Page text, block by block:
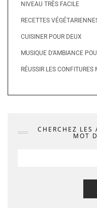
NIVEAU TRÈS FACILE
RECETTES
CUISINER POUR DEUX
MUSIQUE D’AMBIANCE
RÉUSSIR LES CONFITURES
CHERCHEZ LES
MOT